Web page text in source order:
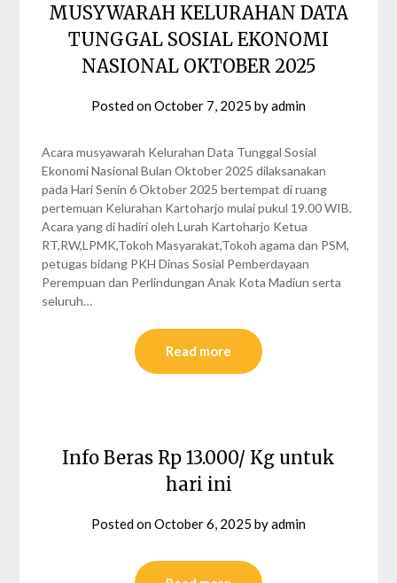
MUSYWARAH KELURAHAN DATA
TUNGGAL SOSIAL EKONOMI
NASIONAL OKTOBER 2025
Posted onOctober 7, 2025 byadmin
Acara musyawarah Kelurahan Data Tunggal Sosial
Ekonomi Nasional Bulan Oktober 2025 dilaksanakan
pada Hari Senin 6 Oktober 2025 bertempat di ruang
pertemuan Kelurahan Kartoharjo mulai pukul 19.00 WIB.
Acara yang di hadiri oleh Lurah Kartoharjo Ketua
RT,RW,LPMK,Tokoh Masyarakat,Tokoh agama dan PSM,
petugas bidang PKH Dinas Sosial Pemberdayaan
Perempuan dan Perlindungan Anak Kota Madiun serta
seluruh…
Read more
Info Beras Rp 13.000/ Kg untuk
hari ini
Posted onOctober 6, 2025 byadmin